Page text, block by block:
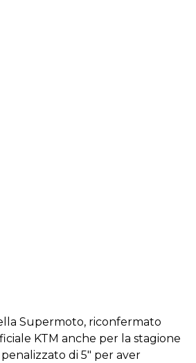
Supermoto, riconfermato
KTM anche per la stagione
di 5" per aver